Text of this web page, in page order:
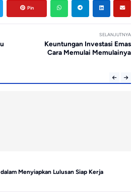
Pin
SELANJUTNYA
Keuntungan Investasi Emas
Cara Memulai Memulainya
Menyiapkan Lulusan Siap Kerja